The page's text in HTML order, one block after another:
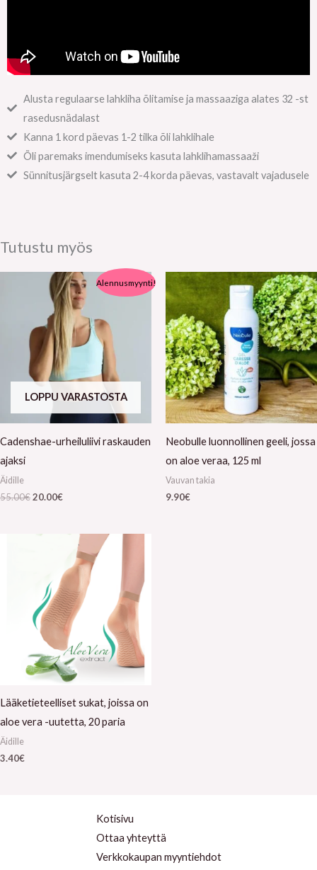
Alusta regulaarse lahkliha õlitamise ja massaaziga alates 32 -st
rasedusnädalast
Kanna 1 kord päevas 1-2 tilka õli lahklihale
Õli paremaks imendumiseks kasuta lahklihamassaaži
Sünnitusjärgselt kasuta 2-4 korda päevas, vastavalt vajadusele
Tutustu myös
Alennusmyynti!
LOPPU VARASTOSTA
Cadenshae-urheiluliivi raskauden
ajaksi
Äidille
55.00€
Alkuperäinen
hinta
55.00€.
20.00€
Nykyinen
hinta
on:
20.00€.
Neobulle luonnollinen geeli, jossa
on aloe veraa, 125 ml
Vauvan takia
9.90€
Lääketieteelliset sukat, joissa on
aloe vera -uutetta, 20 paria
Äidille
3.40€
Kotisivu
Ottaa yhteyttä
Verkkokaupan myyntiehdot